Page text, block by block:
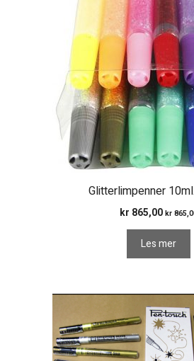
Glitterlimpenner
kr 865,00 kr
Les mer